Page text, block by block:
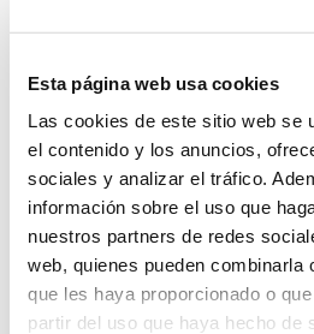
Esta página web usa cookies
Las cookies de este sitio web se
el contenido y los anuncios,
sociales y analizar el tráfico.
información sobre el uso que
nuestros partners de redes
web, quienes pueden combinarla
que les haya proporcionado o
partir del uso que haya hecho de
más profesional.
Empresas con trabajadores
Equipos comerciales que
movilidad.
Profesionales de sectores
digital
, consultoría,
Sea cual sea tu perfil, lo